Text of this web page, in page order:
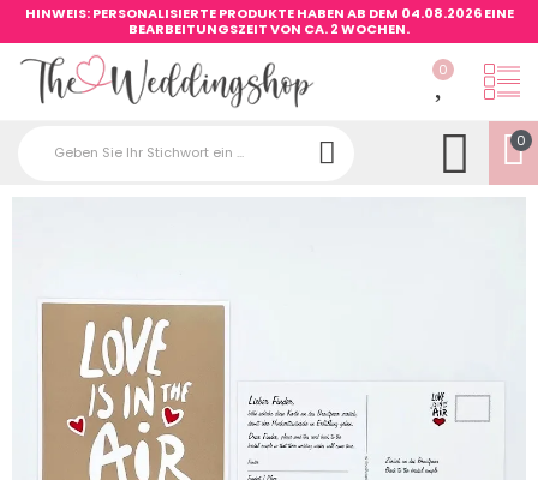
HINWEIS: PERSONALISIERTE PRODUKTE HABEN AB DEM 04.08.2026 EINE
BEARBEITUNGSZEIT VON CA. 2 WOCHEN.
0
0